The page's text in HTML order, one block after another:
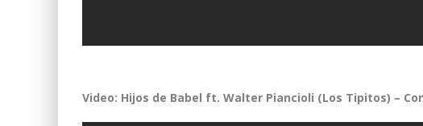
Video: Hijos de Babel ft. Walter Piancioli (Los Tipitos) –